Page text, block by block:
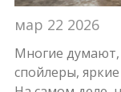
мар 22 2026
Многие
спойлеры,